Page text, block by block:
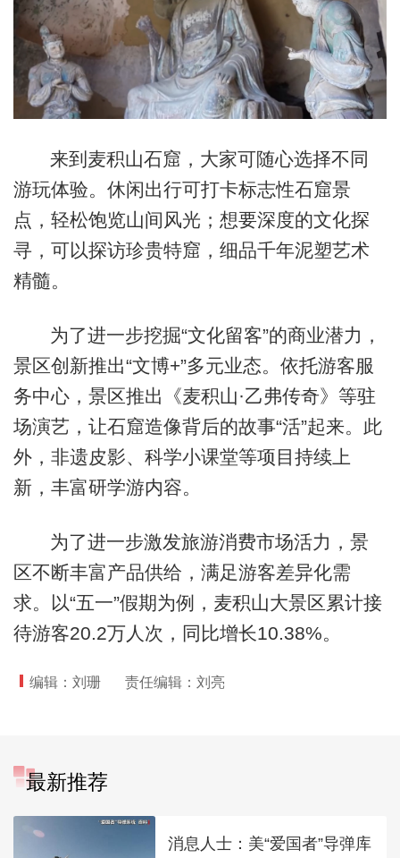
来到麦积山石窟，大家可随心选择不同
游玩体验。休闲出行可打卡标志性石窟景
点，轻松饱览山间风光；想要深度的文化探
寻，可以探访珍贵特窟，细品千年泥塑艺术
精髓。
为了进一步挖掘“文化留客”的商业潜力，
景区创新推出“文博+”多元业态。依托游客服
务中心，景区推出《麦积山·乙弗传奇》等驻
场演艺，让石窟造像背后的故事“活”起来。此
外，非遗皮影、科学小课堂等项目持续上
新，丰富研学游内容。
为了进一步激发旅游消费市场活力，景
区不断丰富产品供给，满足游客差异化需
求。以“五一”假期为例，麦积山大景区累计接
待游客20.2万人次，同比增长10.38%。
编辑：刘珊 责任编辑：刘亮
最新推荐
消息人士：美“爱国者”导弹库